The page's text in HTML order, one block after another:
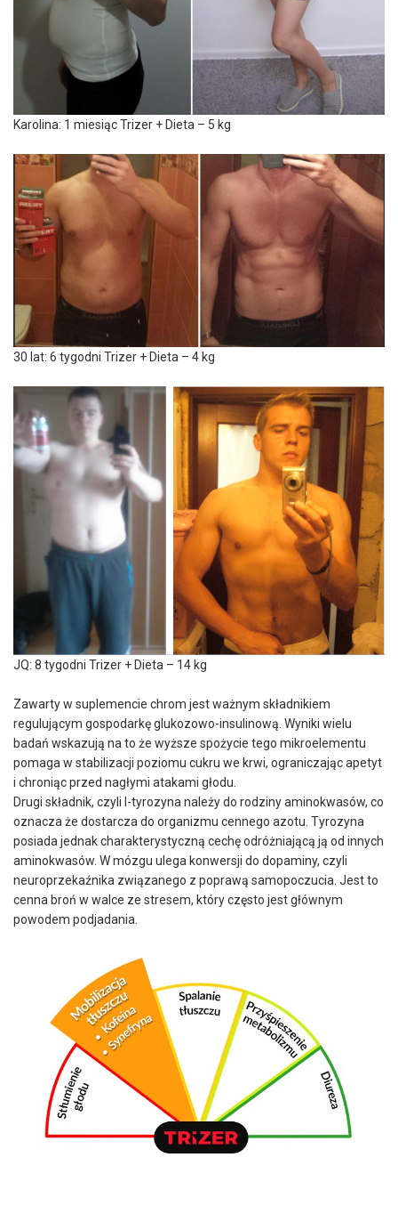
Karolina: 1 miesiąc Trizer + Dieta – 5 kg
30 lat: 6 tygodni Trizer + Dieta – 4 kg
JQ: 8 tygodni Trizer + Dieta – 14 kg
Zawarty w suplemencie chrom jest ważnym składnikiem
regulującym gospodarkę glukozowo-insulinową. Wyniki wielu
badań wskazują na to że wyższe spożycie tego mikroelementu
pomaga w stabilizacji poziomu cukru we krwi, ograniczając apetyt
i chroniąc przed nagłymi atakami głodu.
Drugi składnik, czyli l-tyrozyna należy do rodziny aminokwasów, co
oznacza że dostarcza do organizmu cennego azotu. Tyrozyna
posiada jednak charakterystyczną cechę odróżniającą ją od innych
aminokwasów. W mózgu ulega konwersji do dopaminy, czyli
neuroprzekaźnika związanego z poprawą samopoczucia. Jest to
cenna broń w walce ze stresem, który często jest głównym
powodem podjadania.